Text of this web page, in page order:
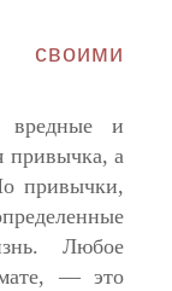
вредные и
привычка, а
привычки,
Любое
— это